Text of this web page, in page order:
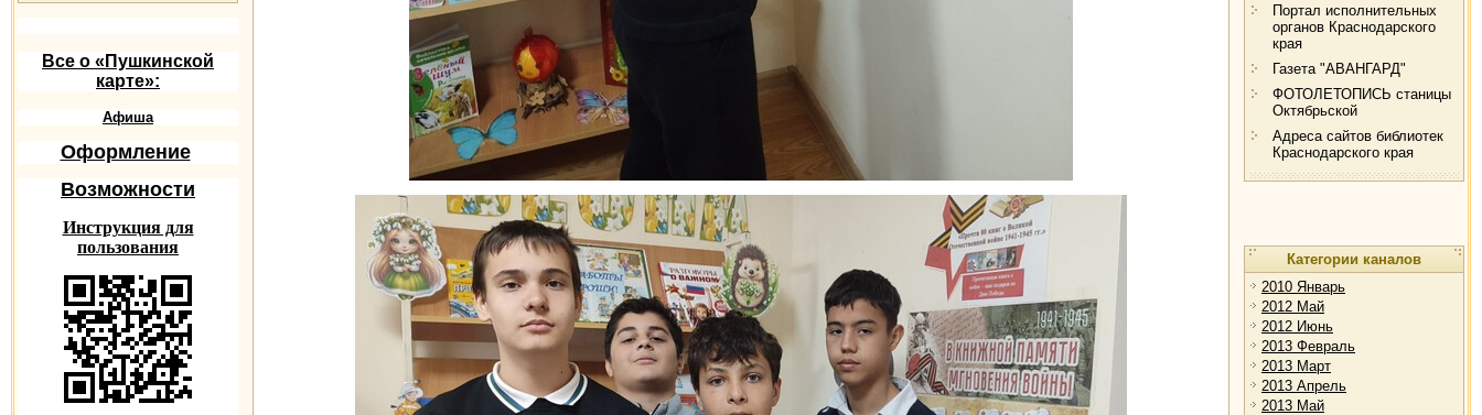
Все о «Пушкинской
карте»:
Афиша
Оформление
Возможности
Инструкция для
пользования
Портал исполнительных
органов Краснодарского
края
Газета "АВАНГАРД"
ФОТОЛЕТОПИСЬ станицы
Октябрьской
Адреса сайтов библиотек
Краснодарского края
Категории каналов
2010 Январь
2012 Май
2012 Июнь
2013 Февраль
2013 Март
2013 Апрель
2013 Май